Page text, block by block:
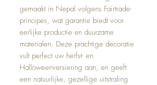
gemaakt in Nepal volgens Fairtrade-
principes, wat garantie biedt voor
eerlijke productie en duurzame
materialen. Deze prachtige decoratie
vult perfect uw herfst- en
Halloweenversiering aan, en geeft
een natuurlijke, gezellige uitstraling